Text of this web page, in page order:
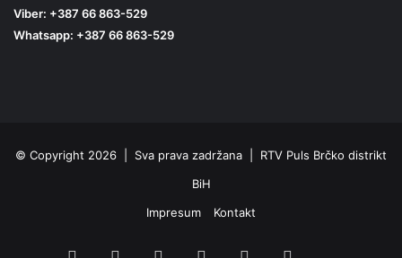
Viber: +387 66 863-529
Whatsapp: +387 66 863-529
© Copyright 2026 | Sva prava zadržana | RTV Puls Brčko distrikt
BiH
Impresum
Kontakt